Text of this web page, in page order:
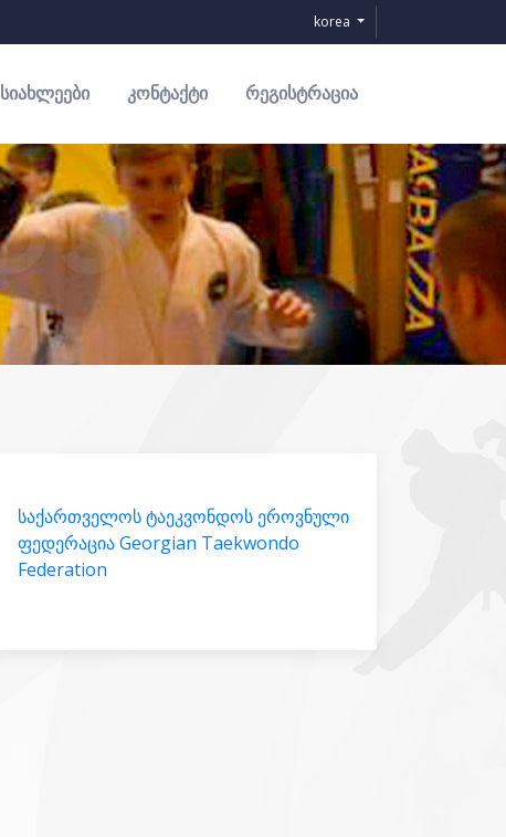
korea
ᲡᲘᲐᲮᲚᲔᲔᲑᲘ ᲙᲝᲜᲢᲐᲥᲢᲘ ᲠᲔᲒᲘᲡᲢᲠᲐᲪᲘᲐ
საქართველოს ტაეკვონდოს ეროვნული
ფედერაცია Georgian Taekwondo
Federation